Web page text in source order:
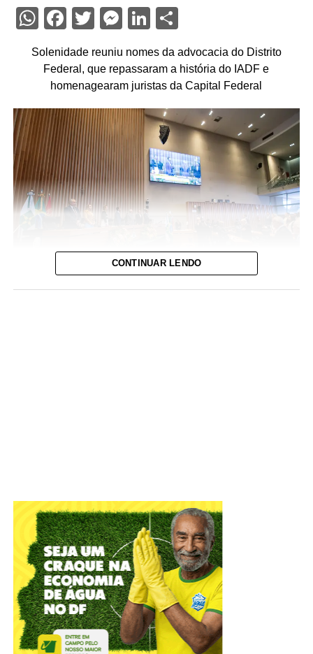
WhatsApp
Facebook
Twitter
Messenger
LinkedIn
Share
Solenidade reuniu nomes da advocacia do Distrito
Federal, que repassaram a história do IADF e
homenagearam juristas da Capital Federal
científica, com o objetivo de defender o Estado
Democrático de Direito e colaborar com o Poder Público
no aperfeiçoamento das práticas jurídico-administrativas.
ADVERTISEMENT
CONTINUAR LENDO